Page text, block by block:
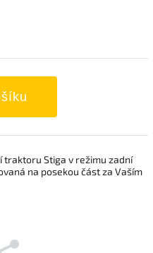
Stiga v režimu zadní
na posekou část za Vaším